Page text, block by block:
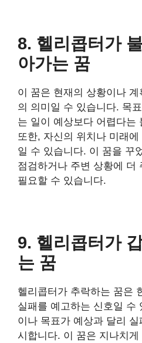
8. 헬리콥터가
아가는 꿈
이 꿈은 현재의 상황이나
의 의미일 수 있습니다. 목
는 일이 예상보다 어렵다는
또한, 자신의 위치나 미래
일 수 있습니다. 이 꿈을 꾸
점검하거나 주변 상황에 더
필요할 수 있습니다.
9. 헬리콥터가
는 꿈
헬리콥터가 추락하는 꿈은
실패를 예고하는 신호일 수
이나 목표가 예상과 달리
시합니다. 이 꿈은 지나치